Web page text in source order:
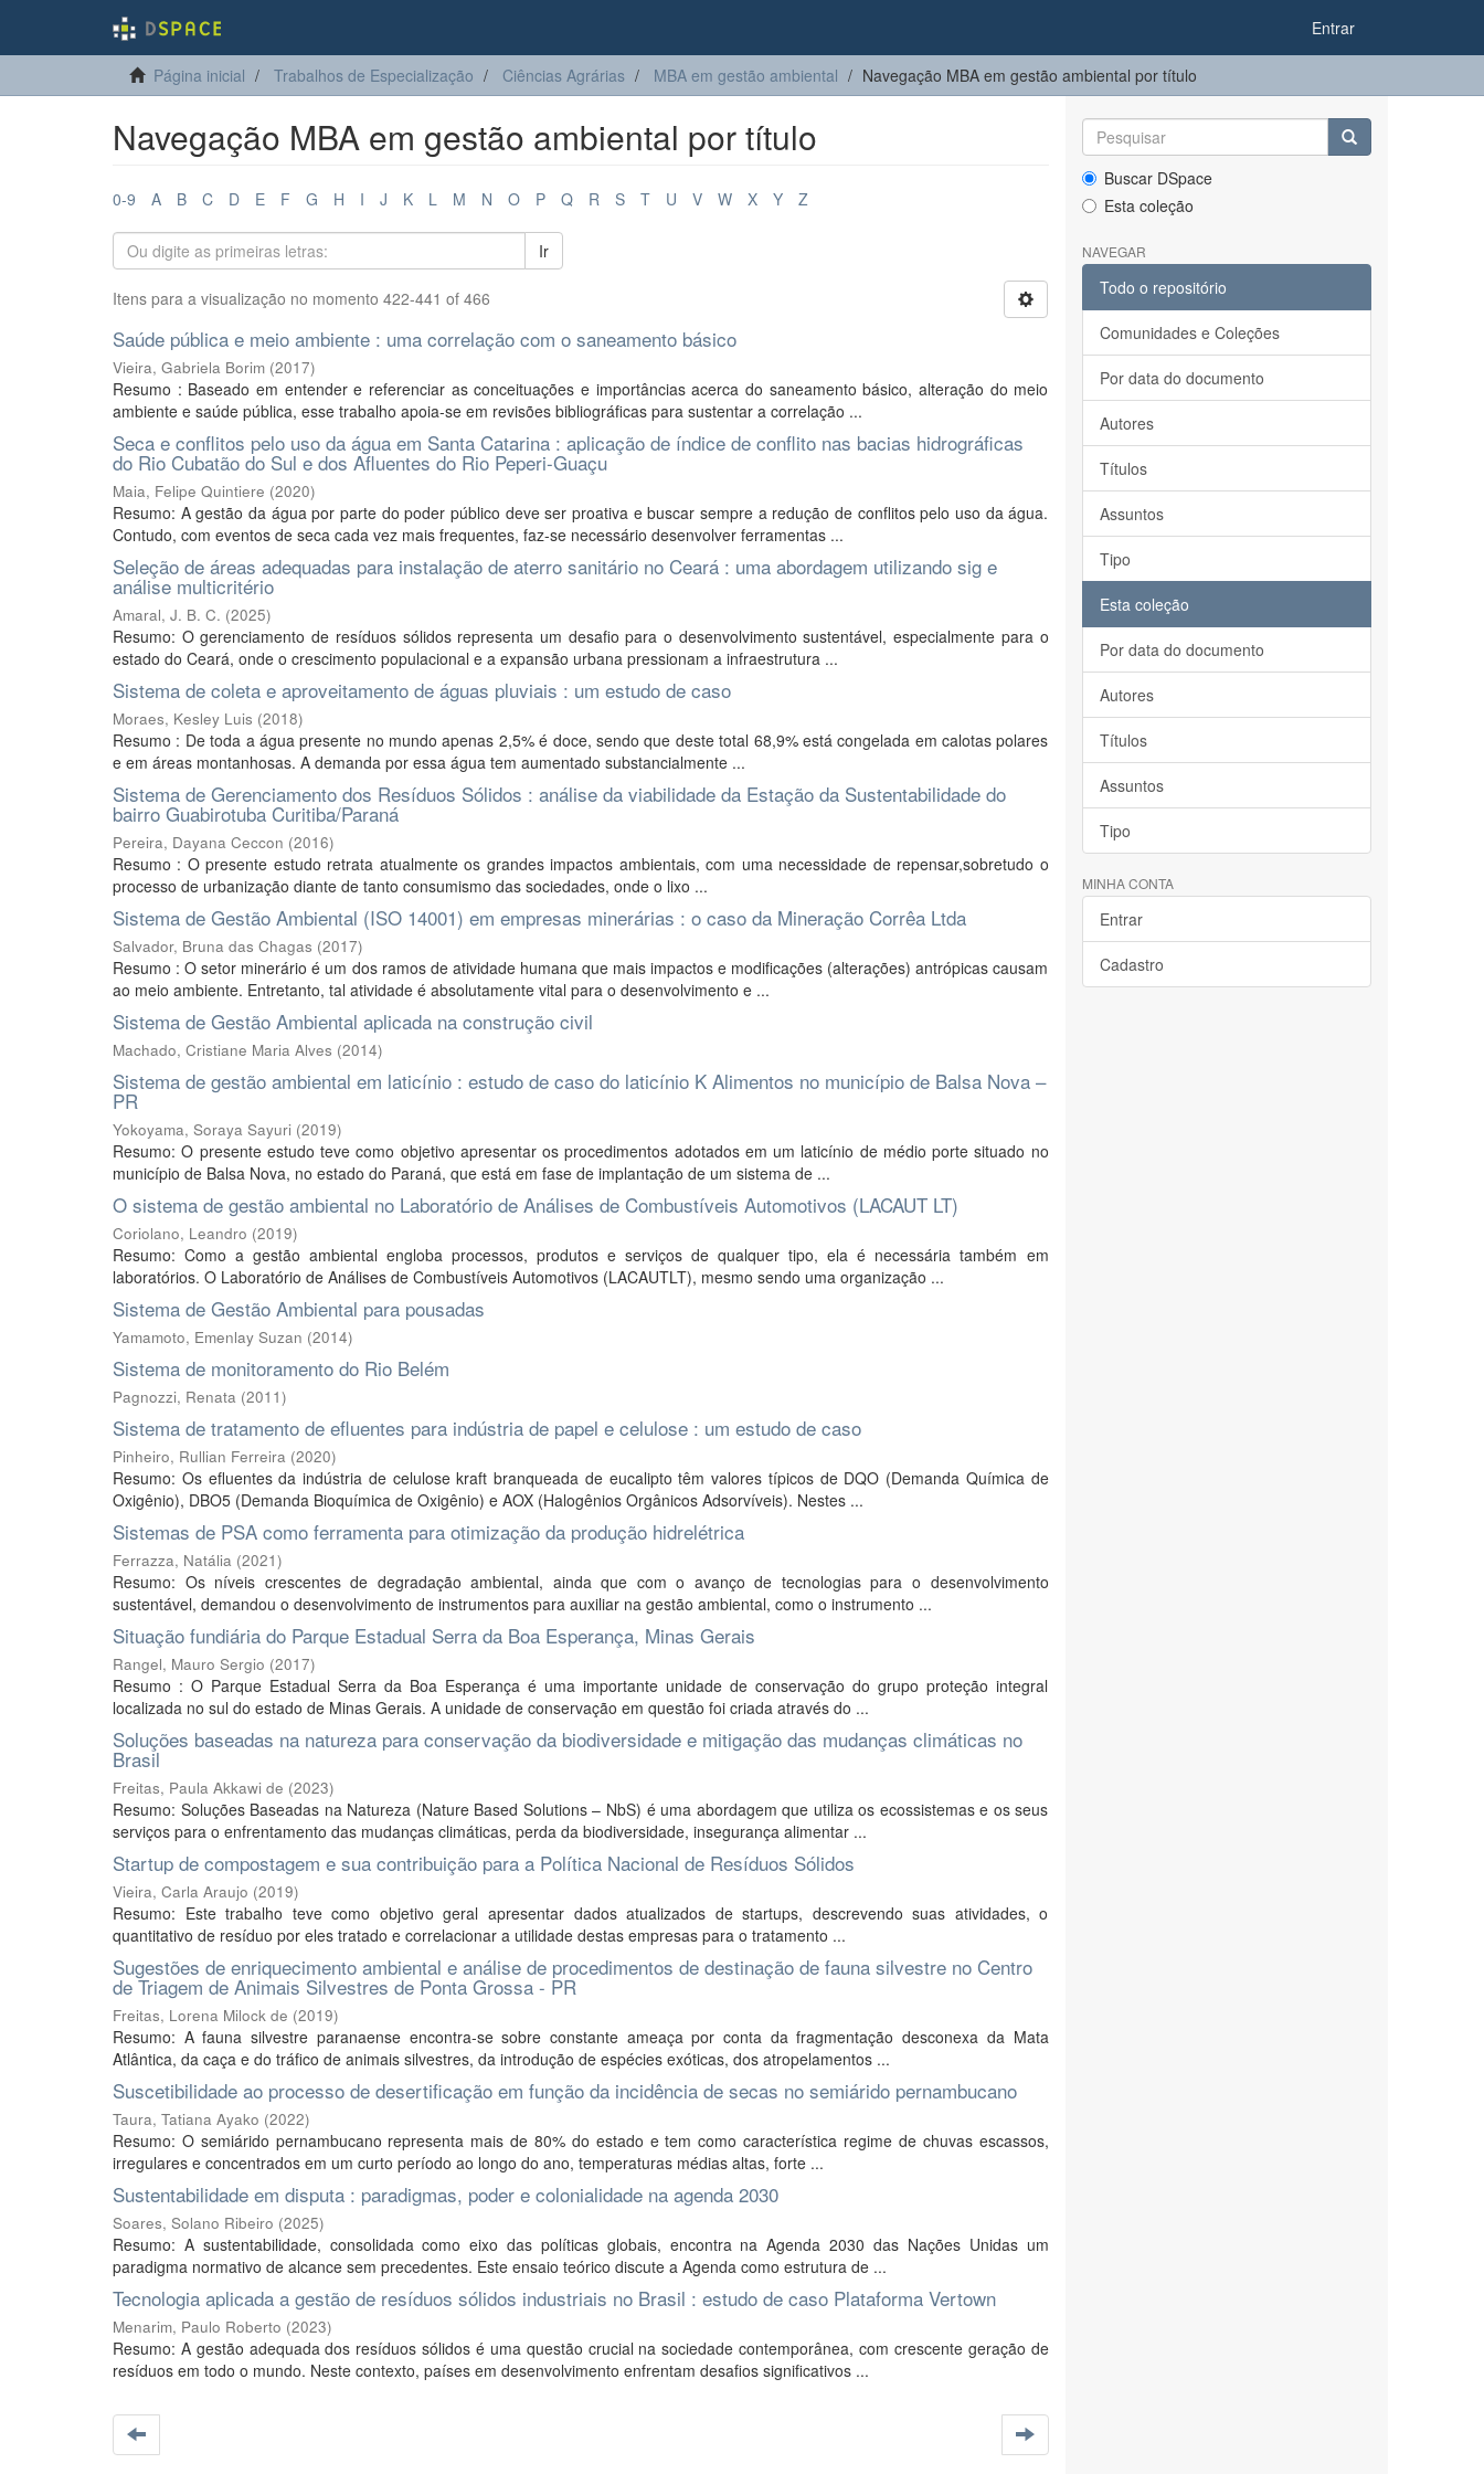
Entrar
Página inicial Trabalhos de Especialização Ciências Agrárias MBA em gestão ambiental Navegação MBA em gestão ambiental por título
Navegação MBA em gestão ambiental por título
0-9 A B C D E F G H I J K L M N O P Q R S T U V W X Y Z
Ir
Itens para a visualização no momento 422-441 of 466
Saúde pública e meio ambiente : uma correlação com o saneamento básico
Vieira, Gabriela Borim (2017)
Resumo : Baseado em entender e referenciar as conceituações e importâncias acerca do saneamento básico, alteração do meio
ambiente e saúde pública, esse trabalho apoia-se em revisões bibliográficas para sustentar a correlação ...
Seca e conflitos pelo uso da água em Santa Catarina : aplicação de índice de conflito nas bacias hidrográficas
do Rio Cubatão do Sul e dos Afluentes do Rio Peperi-Guaçu
Maia, Felipe Quintiere (2020)
Resumo: A gestão da água por parte do poder público deve ser proativa e buscar sempre a redução de conflitos pelo uso da água.
Contudo, com eventos de seca cada vez mais frequentes, faz-se necessário desenvolver ferramentas ...
Seleção de áreas adequadas para instalação de aterro sanitário no Ceará : uma abordagem utilizando sig e
análise multicritério
Amaral, J. B. C. (2025)
Resumo: O gerenciamento de resíduos sólidos representa um desafio para o desenvolvimento sustentável, especialmente para o
estado do Ceará, onde o crescimento populacional e a expansão urbana pressionam a infraestrutura ...
Sistema de coleta e aproveitamento de águas pluviais : um estudo de caso
Moraes, Kesley Luis (2018)
Resumo : De toda a água presente no mundo apenas 2,5% é doce, sendo que deste total 68,9% está congelada em calotas polares
e em áreas montanhosas. A demanda por essa água tem aumentado substancialmente ...
Sistema de Gerenciamento dos Resíduos Sólidos : análise da viabilidade da Estação da Sustentabilidade do
bairro Guabirotuba Curitiba/Paraná
Pereira, Dayana Ceccon (2016)
Resumo : O presente estudo retrata atualmente os grandes impactos ambientais, com uma necessidade de repensar,sobretudo o
processo de urbanização diante de tanto consumismo das sociedades, onde o lixo ...
Sistema de Gestão Ambiental (ISO 14001) em empresas minerárias : o caso da Mineração Corrêa Ltda
Salvador, Bruna das Chagas (2017)
Resumo : O setor minerário é um dos ramos de atividade humana que mais impactos e modificações (alterações) antrópicas causam
ao meio ambiente. Entretanto, tal atividade é absolutamente vital para o desenvolvimento e ...
Sistema de Gestão Ambiental aplicada na construção civil
Machado, Cristiane Maria Alves (2014)
Sistema de gestão ambiental em laticínio : estudo de caso do laticínio K Alimentos no município de Balsa Nova –
PR
Yokoyama, Soraya Sayuri (2019)
Resumo: O presente estudo teve como objetivo apresentar os procedimentos adotados em um laticínio de médio porte situado no
município de Balsa Nova, no estado do Paraná, que está em fase de implantação de um sistema de ...
O sistema de gestão ambiental no Laboratório de Análises de Combustíveis Automotivos (LACAUT LT)
Coriolano, Leandro (2019)
Resumo: Como a gestão ambiental engloba processos, produtos e serviços de qualquer tipo, ela é necessária também em
laboratórios. O Laboratório de Análises de Combustíveis Automotivos (LACAUTLT), mesmo sendo uma organização ...
Sistema de Gestão Ambiental para pousadas
Yamamoto, Emenlay Suzan (2014)
Sistema de monitoramento do Rio Belém
Pagnozzi, Renata (2011)
Sistema de tratamento de efluentes para indústria de papel e celulose : um estudo de caso
Pinheiro, Rullian Ferreira (2020)
Resumo: Os efluentes da indústria de celulose kraft branqueada de eucalipto têm valores típicos de DQO (Demanda Química de
Oxigênio), DBO5 (Demanda Bioquímica de Oxigênio) e AOX (Halogênios Orgânicos Adsorvíveis). Nestes ...
Sistemas de PSA como ferramenta para otimização da produção hidrelétrica
Ferrazza, Natália (2021)
Resumo: Os níveis crescentes de degradação ambiental, ainda que com o avanço de tecnologias para o desenvolvimento
sustentável, demandou o desenvolvimento de instrumentos para auxiliar na gestão ambiental, como o instrumento ...
Situação fundiária do Parque Estadual Serra da Boa Esperança, Minas Gerais
Rangel, Mauro Sergio (2017)
Resumo : O Parque Estadual Serra da Boa Esperança é uma importante unidade de conservação do grupo proteção integral
localizada no sul do estado de Minas Gerais. A unidade de conservação em questão foi criada através do ...
Soluções baseadas na natureza para conservação da biodiversidade e mitigação das mudanças climáticas no
Brasil
Freitas, Paula Akkawi de (2023)
Resumo: Soluções Baseadas na Natureza (Nature Based Solutions – NbS) é uma abordagem que utiliza os ecossistemas e os seus
serviços para o enfrentamento das mudanças climáticas, perda da biodiversidade, insegurança alimentar ...
Startup de compostagem e sua contribuição para a Política Nacional de Resíduos Sólidos
Vieira, Carla Araujo (2019)
Resumo: Este trabalho teve como objetivo geral apresentar dados atualizados de startups, descrevendo suas atividades, o
quantitativo de resíduo por eles tratado e correlacionar a utilidade destas empresas para o tratamento ...
Sugestões de enriquecimento ambiental e análise de procedimentos de destinação de fauna silvestre no Centro
de Triagem de Animais Silvestres de Ponta Grossa - PR
Freitas, Lorena Milock de (2019)
Resumo: A fauna silvestre paranaense encontra-se sobre constante ameaça por conta da fragmentação desconexa da Mata
Atlântica, da caça e do tráfico de animais silvestres, da introdução de espécies exóticas, dos atropelamentos ...
Suscetibilidade ao processo de desertificação em função da incidência de secas no semiárido pernambucano
Taura, Tatiana Ayako (2022)
Resumo: O semiárido pernambucano representa mais de 80% do estado e tem como característica regime de chuvas escassos,
irregulares e concentrados em um curto período ao longo do ano, temperaturas médias altas, forte ...
Sustentabilidade em disputa : paradigmas, poder e colonialidade na agenda 2030
Soares, Solano Ribeiro (2025)
Resumo: A sustentabilidade, consolidada como eixo das políticas globais, encontra na Agenda 2030 das Nações Unidas um
paradigma normativo de alcance sem precedentes. Este ensaio teórico discute a Agenda como estrutura de ...
Tecnologia aplicada a gestão de resíduos sólidos industriais no Brasil : estudo de caso Plataforma Vertown
Menarim, Paulo Roberto (2023)
Resumo: A gestão adequada dos resíduos sólidos é uma questão crucial na sociedade contemporânea, com crescente geração de
resíduos em todo o mundo. Neste contexto, países em desenvolvimento enfrentam desafios significativos ...
Buscar DSpace
Esta coleção
NAVEGAR
Todo o repositório
Comunidades e Coleções
Por data do documento
Autores
Títulos
Assuntos
Tipo
Esta coleção
Por data do documento
Autores
Títulos
Assuntos
Tipo
MINHA CONTA
Entrar
Cadastro